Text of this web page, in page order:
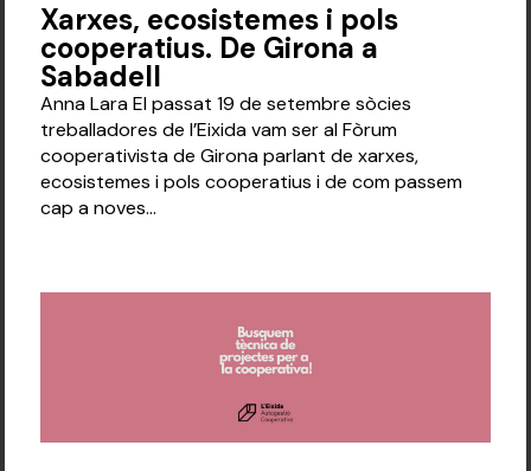
Xarxes, ecosistemes i pols
cooperatius. De Girona a
Sabadell
Anna Lara El passat 19 de setembre sòcies
treballadores de l’Eixida vam ser al Fòrum
cooperativista de Girona parlant de xarxes,
ecosistemes i pols cooperatius i de com passem
cap a noves...